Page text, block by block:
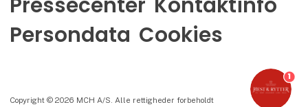
Persondata Cookies
Copyright © 2026 MCH A/S. Alle rettigheder forbeholdt
1